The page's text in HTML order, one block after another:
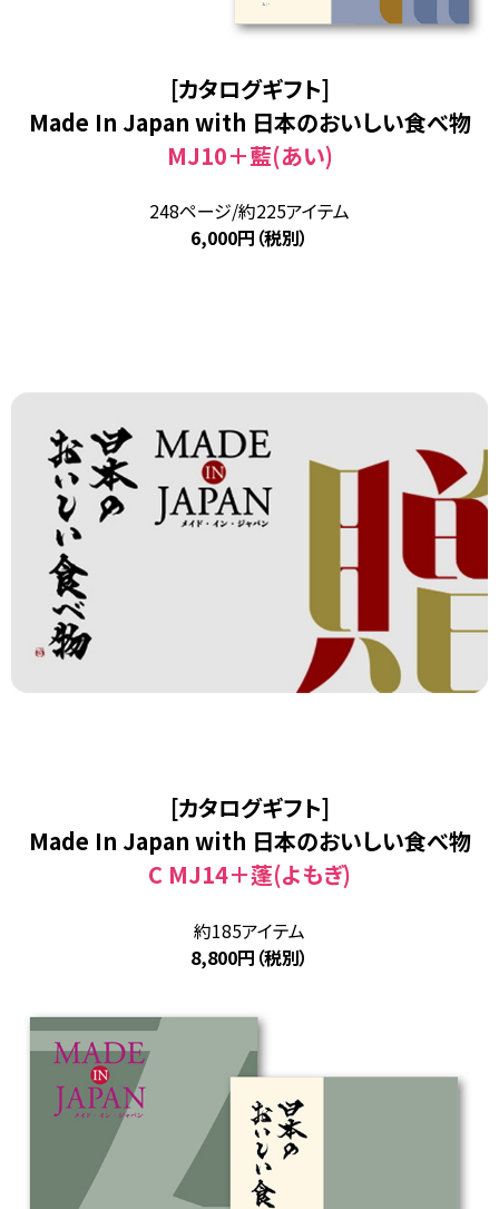
[カタログギフト]
Made In Japan with 日本のおいしい食べ物
MJ10＋藍(あい)
248ページ/約225アイテム
6,000円（税別）
[カタログギフト]
Made In Japan with 日本のおいしい食べ物
C MJ14＋蓬(よもぎ)
約185アイテム
8,800円（税別）